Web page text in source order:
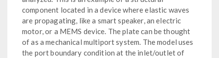
component located in a device where elastic waves
are propagating, like a smart speaker, an electric
motor, or a MEMS device. The plate can be thought
of as a mechanical multiport system. The model uses
the port boundary condition at the inlet/outlet of